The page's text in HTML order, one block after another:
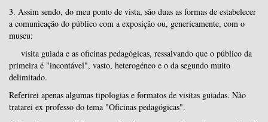
3. Assim sendo, do meu ponto de vista, são duas as formas de estabelecer
a comunicação do público com a exposição ou, genericamente, com o
museu:
visita guiada e as oficinas pedagógicas, ressalvando que o público da
primeira é "incontável", vasto, heterogéneo e o da segundo muito
delimitado.
Referirei apenas algumas tipologias e formatos de visitas guiadas. Não
tratarei ex professo do tema "Oficinas pedagógicas".